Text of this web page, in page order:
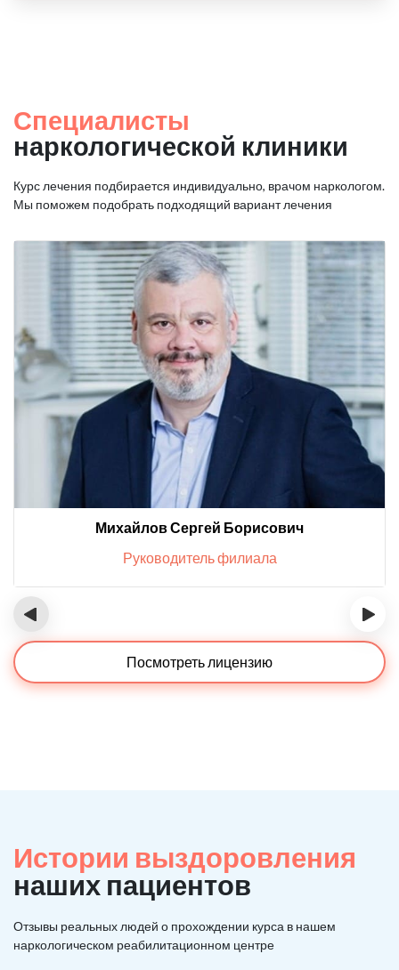
Специалисты
наркологической клиники
Курс лечения подбирается индивидуально, врачом наркологом.
Мы поможем подобрать подходящий вариант лечения
Михайлов Сергей Борисович
Руководитель филиала
‹ ›
Посмотреть лицензию
Истории выздоровления
наших пациентов
Отзывы реальных людей о прохождении курса в нашем
наркологическом реабилитационном центре